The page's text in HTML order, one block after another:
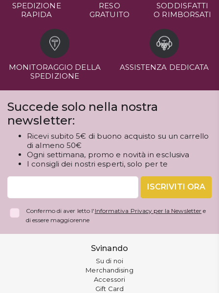
SPEDIZIONE
RAPIDA
RESO
GRATUITO
SODDISFATTI
O RIMBORSATI
MONITORAGGIO DELLA
SPEDIZIONE
ASSISTENZA DEDICATA
Succede solo nella nostra
newsletter:
Ricevi subito 5€ di buono acquisto su un carrello
di almeno 50€
Ogni settimana, promo e novità in esclusiva
I consigli dei nostri esperti, solo per te
ISCRIVITI ORA
Confermo di aver letto l' Informativa Privacy per la Newsletter e
di essere maggiorenne
Svinando
Su di noi
Merchandising
Accessori
Gift Card